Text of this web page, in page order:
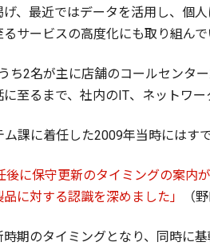
、最近ではデータを活用し、個
サービスの高度化にも取り組んで
ち2名が主に店舗のコールセンタ
至るまで、社内のIT、ネットワー
課に着任した2009年当時にはす
後に保守更新のタイミングの案内
に対する認識を深めました」
（
期のタイミングとなり、同時に